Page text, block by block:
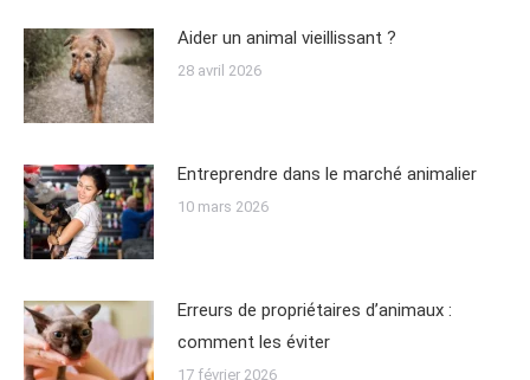
Aider un animal vieillissant ?
28 avril 2026
Entreprendre dans le marché animalier
10 mars 2026
Erreurs de propriétaires d’animaux :
comment les éviter
17 février 2026